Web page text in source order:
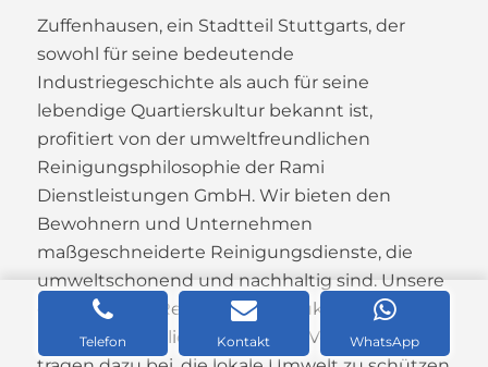
Zuffenhausen, ein Stadtteil Stuttgarts, der
sowohl für seine bedeutende
Industriegeschichte als auch für seine
lebendige Quartierskultur bekannt ist,
profitiert von der umweltfreundlichen
Reinigungsphilosophie der Rami
Dienstleistungen GmbH. Wir bieten den
Bewohnern und Unternehmen
maßgeschneiderte Reinigungsdienste, die
umweltschonend und nachhaltig sind. Unsere
eingesetzten Reinigungsprodukte sind
umweltverträglich und unsere Verfahren
Telefon Kontakt WhatsApp